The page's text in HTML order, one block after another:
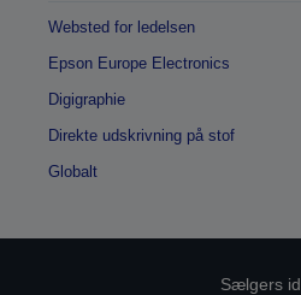
Websted for ledelsen
Epson Europe Electronics
Digigraphie
Direkte udskrivning på stof
Globalt
Sælgers id